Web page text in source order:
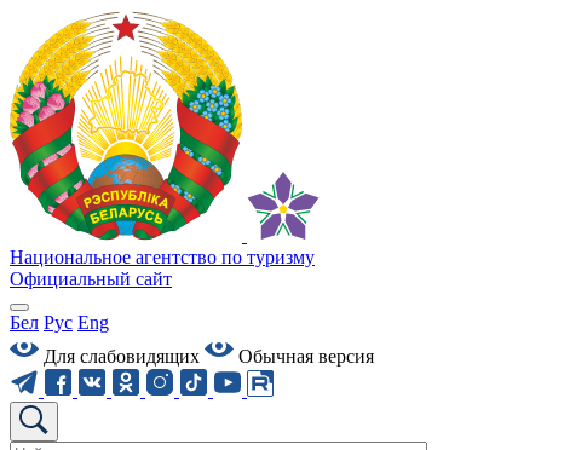
Национальное агентство по туризму
Официальный сайт
Бел Рус Eng
Для слабовидящих
Обычная версия